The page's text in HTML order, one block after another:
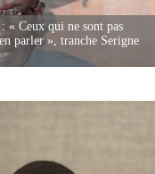
« Ceux qui ne sont pas
parler », tranche Serigne